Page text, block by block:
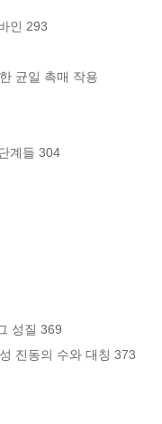
인 293
균일 촉매 작용
계들 304
성질 369
진동의 수와 대칭 373